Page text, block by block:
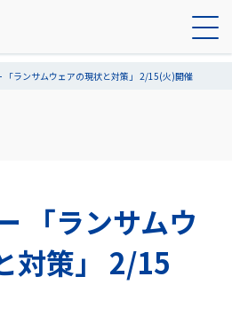
「ランサムウェアの現状と対策」 2/15(火)開催
「ランサムウ
対策」 2/15